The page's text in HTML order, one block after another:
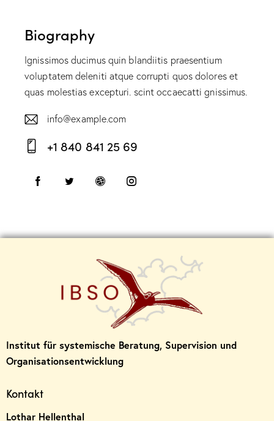
Biography
Ignissimos ducimus quin blandiitis praesentium
voluptatem deleniti atque corrupti quos dolores et
quas molestias excepturi. scint occaecatti gnissimus.
E-
m
info@example.com
on
+1 840 841 25 69
Institut für systemische Beratung, Supervision und
Organisationsentwicklung
Kontakt
Lothar Hellenthal